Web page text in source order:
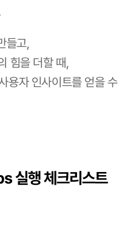
들고,
힘을 더할 때,
용자 인사이트를 얻을 수
행 체크리스트